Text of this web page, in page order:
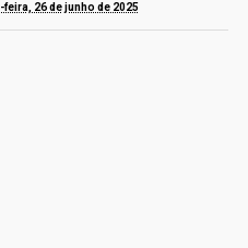
feira, 26 de junho de 2025